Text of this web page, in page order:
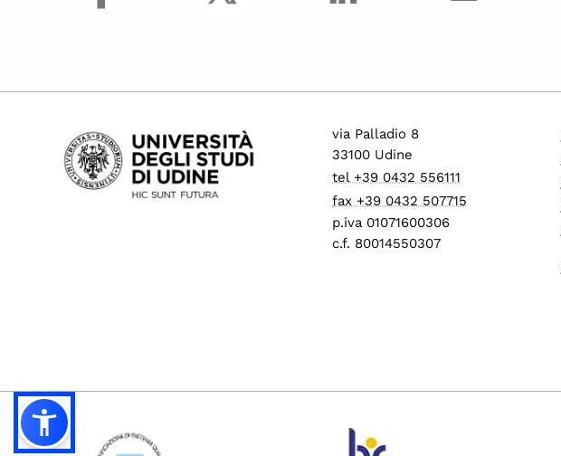
via Palladio 8
33100 Udine
tel +39 0432 556111
fax +39 0432 507715
p.iva 01071600306
c.f. 80014550307